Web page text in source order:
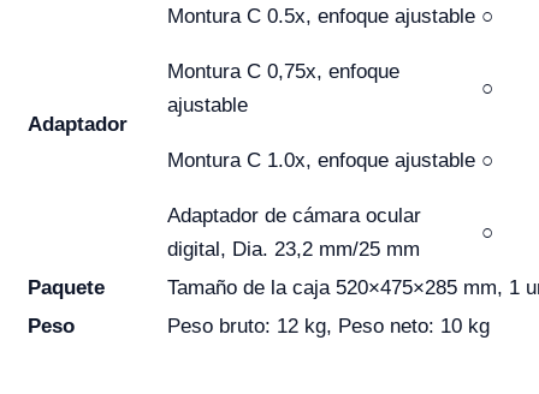
Adaptador
Montura C 0.5x, enfoque ajustable ○
Montura C 0,75x, enfoque
ajustable
○
Montura C 1.0x, enfoque ajustable ○
Adaptador de cámara ocular
digital, Dia. 23,2 mm/25 mm
○
Paquete
Tamaño de la caja 520×475×285 mm, 1
Peso
Peso bruto: 12 kg, Peso neto: 10 kg